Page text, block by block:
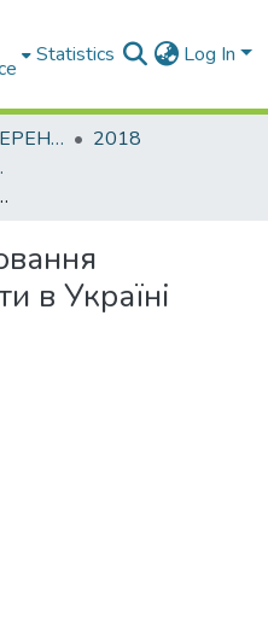
Statistics Log In
МАТЕРІАЛИ КОНФЕРЕНЦІЙ
2018
інтеграції
освіти в Україні
в Україні